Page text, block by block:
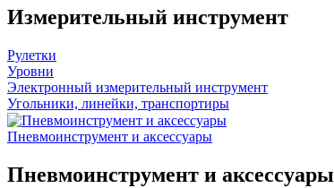
Измерительный инструмент
Рулетки
Уровни
Электронный измерительный инструмент
Угольники, линейки, транспортиры
Пневмоинструмент и аксессуары
Пневмоинструмент и аксессуары